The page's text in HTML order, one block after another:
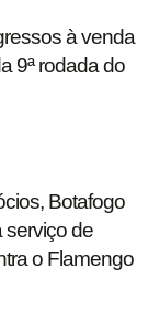
à venda
9ª rodada do
Botafogo
serviço de
o Flamengo